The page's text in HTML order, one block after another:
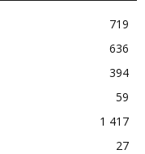
719
636
394
59
1 417
27